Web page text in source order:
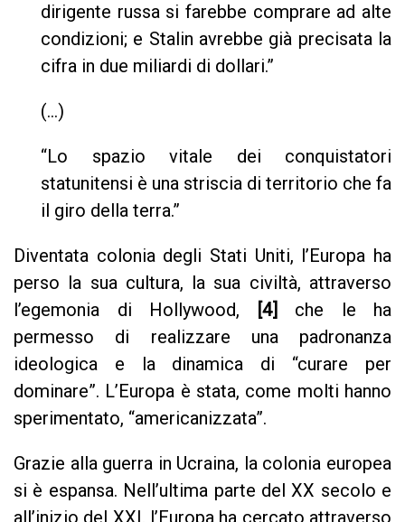
dirigente russa si farebbe comprare ad alte
condizioni; e Stalin avrebbe già precisata la
cifra in due miliardi di dollari.”
(...)
“Lo spazio vitale dei conquistatori
statunitensi è una striscia di territorio che fa
il giro della terra.”
Diventata colonia degli Stati Uniti, l’Europa ha
perso la sua cultura, la sua civiltà, attraverso
l’egemonia di Hollywood,
[4]
che le ha
permesso di realizzare una padronanza
ideologica e la dinamica di “curare per
dominare”. L’Europa è stata, come molti hanno
sperimentato, “americanizzata”.
Grazie alla guerra in Ucraina, la colonia europea
si è espansa. Nell’ultima parte del XX secolo e
all’inizio del XXI, l’Europa ha cercato attraverso